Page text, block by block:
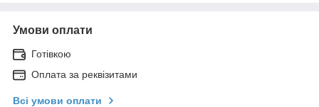
Умови оплати
Готівкою
Оплата за реквізитами
Всі умови оплати